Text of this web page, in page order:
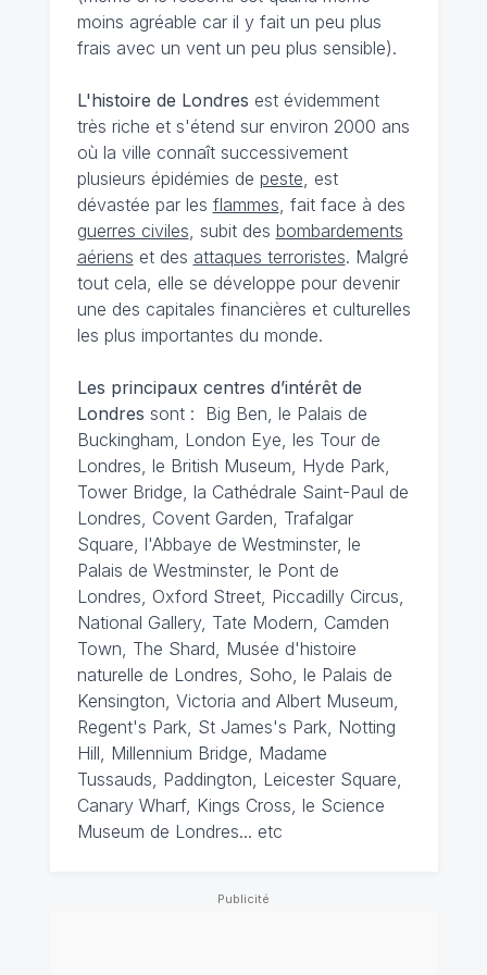
moins agréable car il y fait un peu plus
frais avec un vent un peu plus sensible).
L'histoire de Londres est évidemment
très riche et s'étend sur environ 2000 ans
où la ville connaît successivement
plusieurs épidémies de peste , est
dévastée par les flammes , fait face à des
guerres civiles , subit des bombardements
aériens et des attaques terroristes. Malgré
tout cela, elle se développe pour devenir
une des capitales financières et culturelles
les plus importantes du monde.
Les principaux centres d’intérêt de
Londres sont : Big Ben, le Palais de
Buckingham, London Eye, les Tour de
Londres, le British Museum, Hyde Park,
Tower Bridge, la Cathédrale Saint-Paul de
Londres, Covent Garden, Trafalgar
Square, l'Abbaye de Westminster, le
Palais de Westminster, le Pont de
Londres, Oxford Street, Piccadilly Circus,
National Gallery, Tate Modern, Camden
Town, The Shard, Musée d'histoire
naturelle de Londres, Soho, le Palais de
Kensington, Victoria and Albert Museum,
Regent's Park, St James's Park, Notting
Hill, Millennium Bridge, Madame
Tussauds, Paddington, Leicester Square,
Canary Wharf, Kings Cross, le Science
Museum de Londres... etc